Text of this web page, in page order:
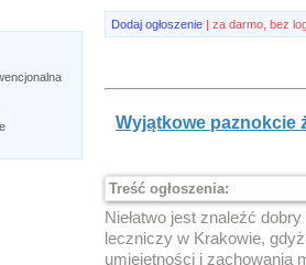
Dodaj ogłoszenie | za darmo, bez
Wyjątkowe paznokcie
Treść ogłoszenia:
Niełatwo jest znaleźć
leczniczy w Krakowie,
umiejętności i zachowania